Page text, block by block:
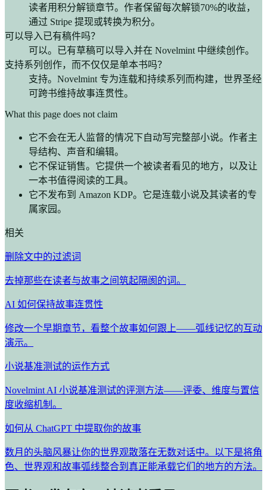
读者用积分解锁章节。作者保留每次解锁70%的收益，
通过 Stripe 提现或转换为积分。
可以导入已有稿件吗？
可以。已有草稿可以导入并在 Novelmint 中继续创作。
支持系列创作，而不仅仅是单本书吗？
支持。Novelmint 专为连载和持续系列而构建，世界圣经
可跨书维持故事连贯性。
What this page does not claim
它不会在无人监督的情况下自动写完整部小说。作者主
导结构、声音和编辑。
它不保证销售。它提供一个被读者看见的地方，以及让
一本书值得阅读的工具。
它不发布到 Amazon KDP。它是连载小说及其读者的专
属家园。
相关
删除文中的过滤词
去掉那些在读者与故事之间筑起隔阂的词。
AI 如何保持故事连贯性
修改一个早期章节，看整个故事如何跟上——弧线记忆的互动
演示。
小说基准测试的运作方式
Novelmint AI 小说基准测试的评测方法——评委、维度与置信
度收缩机制。
如何从 ChatGPT 中提取你的故事
数月的头脑风暴让你的世界观散落在无数对话中。以下是将角
色、世界观和故事弧线整合到真正能承载它们的地方的方法。